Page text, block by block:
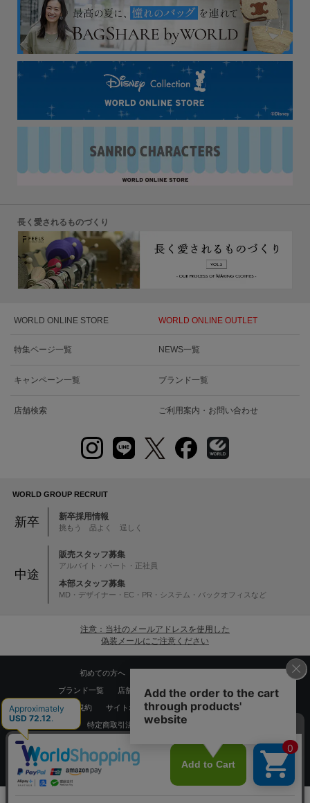
長く愛されるものづくり
WORLD ONLINE STORE WORLD ONLINE OUTLET
特集ページ一覧 NEWS一覧
キャンペーン一覧 ブランド一覧
店舗検索 ご利用案内・お問い合わせ
WORLD GROUP RECRUIT
新卒 新卒採用情報
挑もう 品よく 逞しく
中途
販売スタッフ募集
アルバイト・パート・正社員
本部スタッフ募集
MD・デザイナー・EC・PR・システム・バックオフィスなど
注意：当社のメールアドレスを使用した
偽装メールにご注意ください
初めての方へ
ブランド一覧 店舗検索 企業情報 株主優待制度
利用規約 サイトポリシー プライバシーポリシー
特定商取引法に基づく表記
Copyrights © WORLD CO.,LTD. All rights reserved.
スマートフォン ｜PC